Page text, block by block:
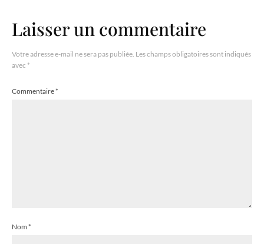
Laisser un commentaire
Votre adresse e-mail ne sera pas publiée. Les champs obligatoires sont indiqués
avec *
Commentaire*
Nom *